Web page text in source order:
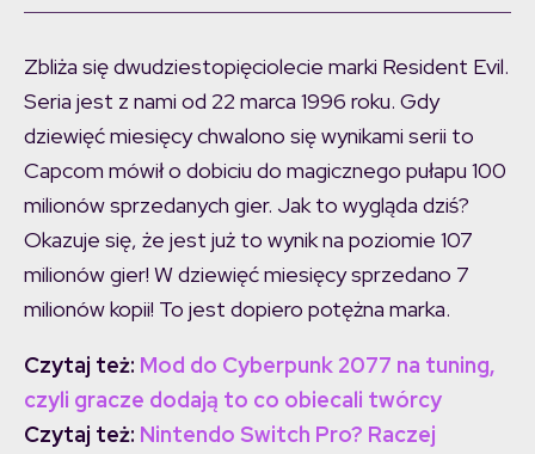
Zbliża się dwudziestopięciolecie marki Resident Evil.
Seria jest z nami od 22 marca 1996 roku. Gdy
dziewięć miesięcy chwalono się wynikami serii to
Capcom mówił o dobiciu do magicznego pułapu 100
milionów sprzedanych gier. Jak to wygląda dziś?
Okazuje się, że jest już to wynik na poziomie 107
milionów gier! W dziewięć miesięcy sprzedano 7
milionów kopii! To jest dopiero potężna marka.
Czytaj też: Mod do Cyberpunk 2077 na tuning,
czyli gracze dodają to co obiecali twórcy
Czytaj też: Nintendo Switch Pro? Raczej